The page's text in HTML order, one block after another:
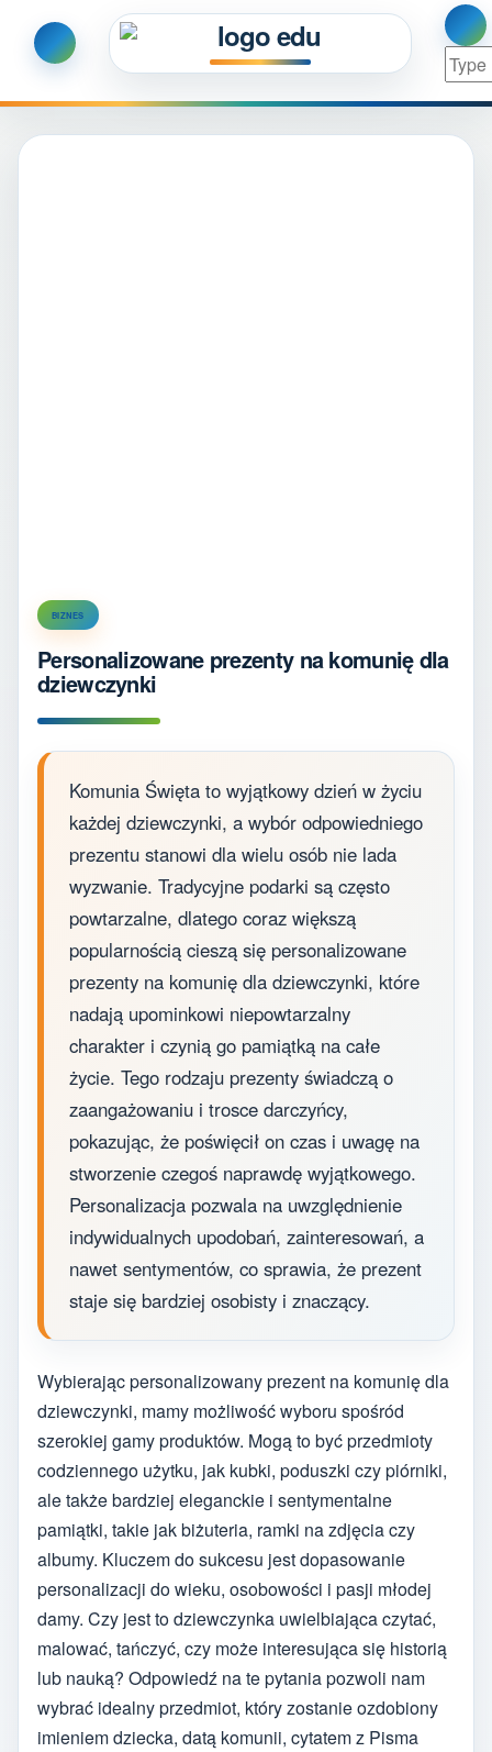
BIZNES
Personalizowane prezenty na komunię dla
dziewczynki
Komunia Święta to wyjątkowy dzień w życiu
każdej dziewczynki, a wybór odpowiedniego
prezentu stanowi dla wielu osób nie lada
wyzwanie. Tradycyjne podarki są często
powtarzalne, dlatego coraz większą
popularnością cieszą się personalizowane
prezenty na komunię dla dziewczynki, które
nadają upominkowi niepowtarzalny
charakter i czynią go pamiątką na całe
życie. Tego rodzaju prezenty świadczą o
zaangażowaniu i trosce darczyńcy,
pokazując, że poświęcił on czas i uwagę na
stworzenie czegoś naprawdę wyjątkowego.
Personalizacja pozwala na uwzględnienie
indywidualnych upodobań, zainteresowań, a
nawet sentymentów, co sprawia, że prezent
staje się bardziej osobisty i znaczący.
Wybierając personalizowany prezent na komunię dla
dziewczynki, mamy możliwość wyboru spośród
szerokiej gamy produktów. Mogą to być przedmioty
codziennego użytku, jak kubki, poduszki czy piórniki,
ale także bardziej eleganckie i sentymentalne
pamiątki, takie jak biżuteria, ramki na zdjęcia czy
albumy. Kluczem do sukcesu jest dopasowanie
personalizacji do wieku, osobowości i pasji młodej
damy. Czy jest to dziewczynka uwielbiająca czytać,
malować, tańczyć, czy może interesująca się historią
lub nauką? Odpowiedź na te pytania pozwoli nam
wybrać idealny przedmiot, który zostanie ozdobiony
imieniem dziecka, datą komunii, cytatem z Pisma